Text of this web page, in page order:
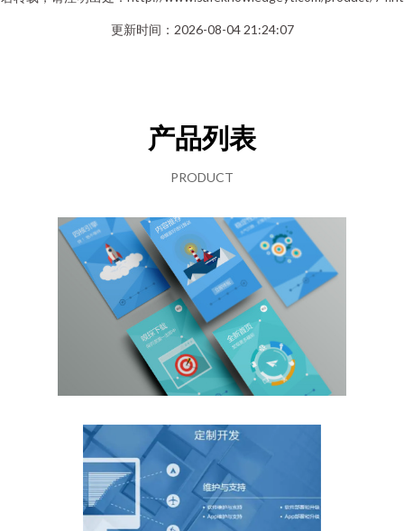
更新时间：2026-08-04 21:24:07
产品列表
PRODUCT